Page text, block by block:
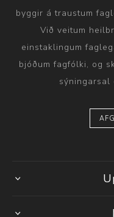
byggir á traustum
Við veitum
einstaklingum
bjóðum fagfólki, og
sýningarsal